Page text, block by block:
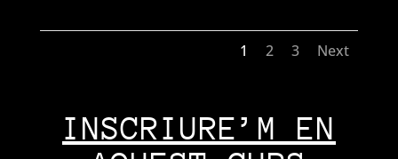
1 2 3 Next
INSCRIURE’M EN